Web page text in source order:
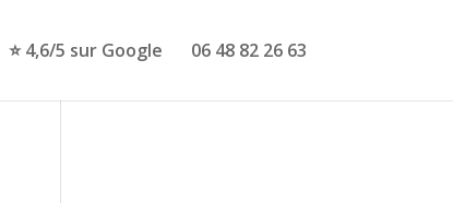
⭐ 4,6/5 sur Google 06 48 82 26 63